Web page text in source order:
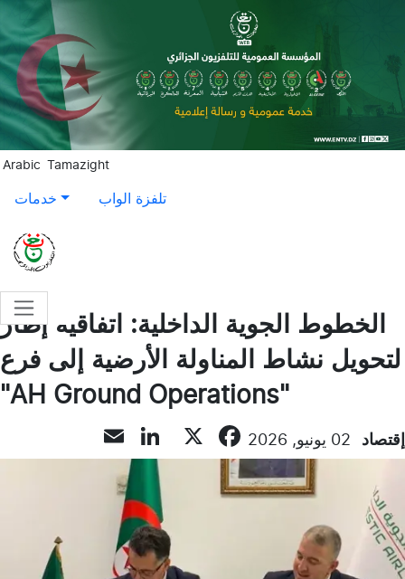
Aller au contenu principal
Arabic Tamazight
خدمات تلفزة الواب
الخطوط الجوية الداخلية: اتفاقية إطار
لتحويل نشاط المناولة الأرضية إلى فرع
"AH Ground Operations"
إقتصاد 02 يونيو, 2026 Facebook
LinkedIn